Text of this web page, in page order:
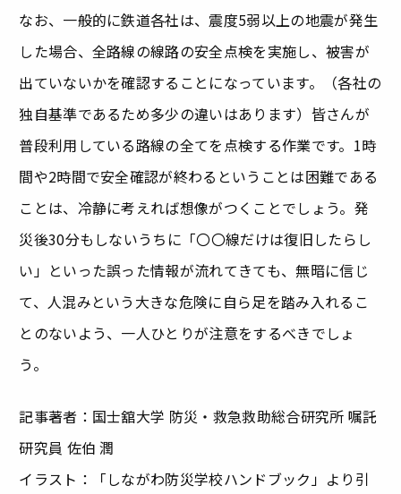
なお、一般的に鉄道各社は、震度5弱以上の地震が発生
した場合、全路線の線路の安全点検を実施し、被害が
出ていないかを確認することになっています。（各社の
独自基準であるため多少の違いはあります）皆さんが
普段利用している路線の全てを点検する作業です。1時
間や2時間で安全確認が終わるということは困難である
ことは、冷静に考えれば想像がつくことでしょう。発
災後30分もしないうちに「〇〇線だけは復旧したらし
い」といった誤った情報が流れてきても、無暗に信じ
て、人混みという大きな危険に自ら足を踏み入れるこ
とのないよう、一人ひとりが注意をするべきでしょ
う。
記事著者：国士舘大学 防災・救急救助総合研究所 嘱託
研究員 佐伯 潤
イラスト：「しながわ防災学校ハンドブック」より引